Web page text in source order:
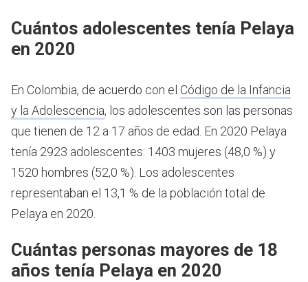
Cuántos adolescentes tenía Pelaya
en 2020
En Colombia, de acuerdo con el Código de la Infancia
y la Adolescencia, los adolescentes son las personas
que tienen de 12 a 17 años de edad. En 2020 Pelaya
tenía 2923 adolescentes: 1403 mujeres (48,0 %) y
1520 hombres (52,0 %). Los adolescentes
representaban el 13,1 % de la población total de
Pelaya en 2020.
Cuántas personas mayores de 18
años tenía Pelaya en 2020